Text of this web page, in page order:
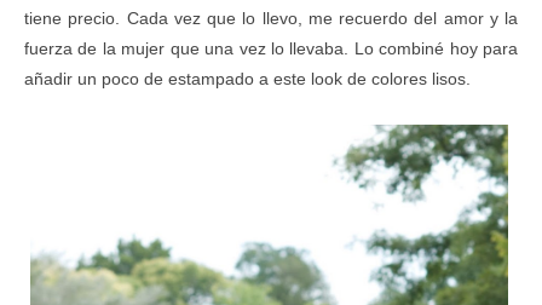
tiene precio. Cada vez que lo llevo, me recuerdo del amor y la
fuerza de la mujer que una vez lo llevaba. Lo combiné hoy para
añadir un poco de estampado a este look de colores lisos.